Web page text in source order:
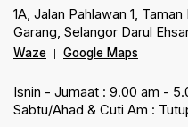
1A, Jalan Pahlawan 1,
Garang, Selangor Darul
Waze Google Maps
Isnin - Jumaat : 9.00 am -
Sabtu/Ahad & Cuti Am :